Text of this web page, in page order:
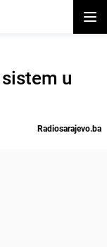
u
Radiosarajevo.ba